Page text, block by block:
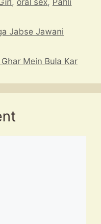
at
Jabse Jawani
Mein Bula Kar